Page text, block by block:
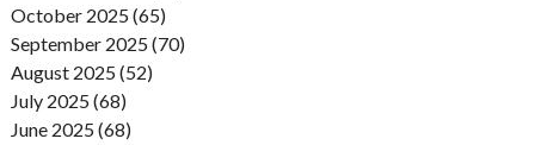
October 2025 (65)
September 2025 (70)
August 2025 (52)
July 2025 (68)
June 2025 (68)